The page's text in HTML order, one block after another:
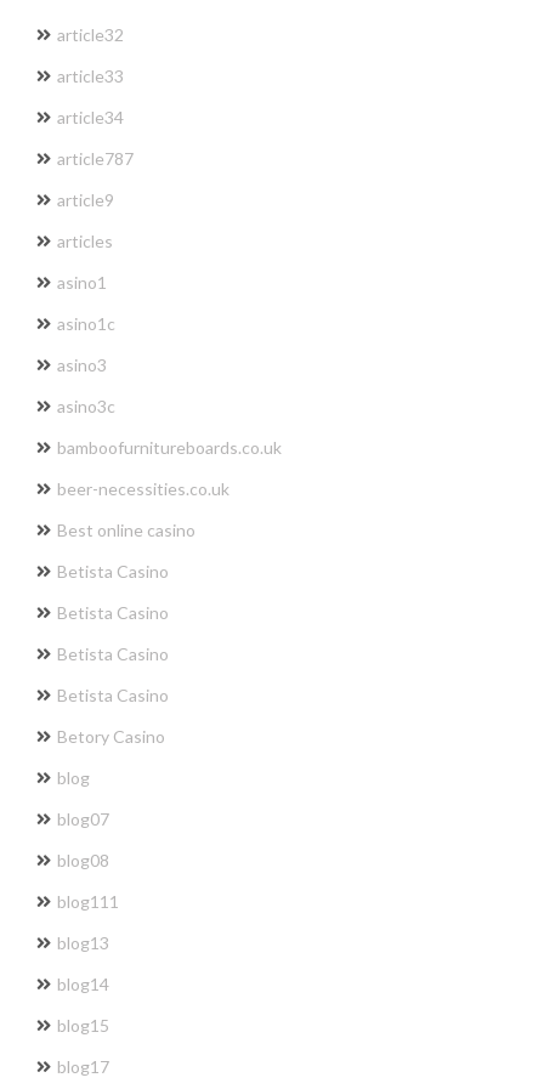
article32
article33
article34
article787
article9
articles
asino1
asino1c
asino3
asino3c
bamboofurnitureboards.co.uk
beer-necessities.co.uk
Best online casino
Betista Casino
Betista Casino
Betista Casino
Betista Casino
Betory Casino
blog
blog07
blog08
blog111
blog13
blog14
blog15
blog17